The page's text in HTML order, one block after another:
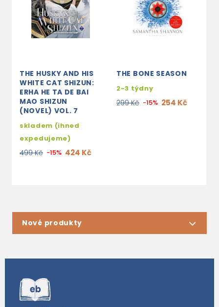
THE HUSKY AND HIS
WHITE CAT SHIZUN:
ERHA HE TA DE BAI
MAO SHIZUN
(NOVEL) VOL. 7
skladem (ihned
expedujeme)
499 Kč -15% 424 Kč
THE BONE SEASON
2-3 týdny
299 Kč -15% 254 Kč
Nové produkty